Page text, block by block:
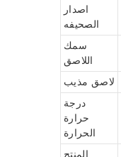
اصدار
الصحيفه
سمك
اللاصق
لاصق مذيب
درجة
حرارة
الحرارة
المنتج